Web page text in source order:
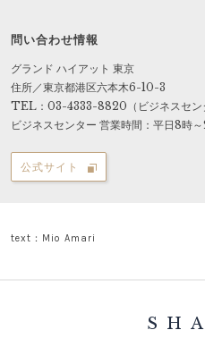
問い合わせ情報
グランド ハイアット 東京
住所／東京都港区六本木6-10-3
TEL：03-4333-8820（ビジネスセン
ビジネスセンター 営業時間：平日8時
公式サイト
text：Mio Amari